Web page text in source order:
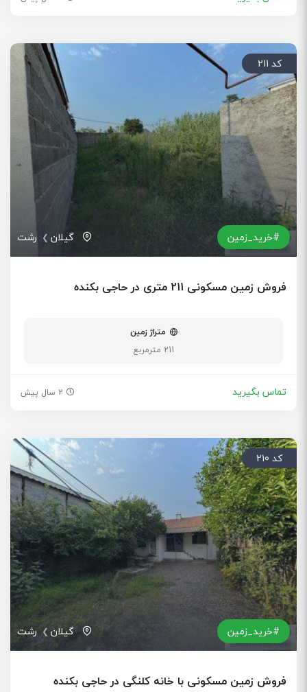
کد 211
#خرید_زمین گیلان رشت
فروش زمین مسکونی 211 متری در حاجی بکنده
متراژ زمین
211 مترمربع
تماس بگیرید 2 سال پیش
کد 210
#خرید_زمین گیلان رشت
فروش زمین مسکونی با خانه کلنگی در حاجی بکنده